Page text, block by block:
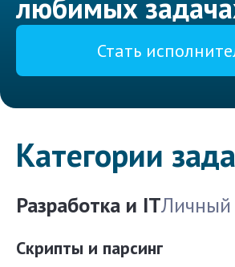
любимых
Стать
Категории
Разработка и IT
Скрипты и парсинг